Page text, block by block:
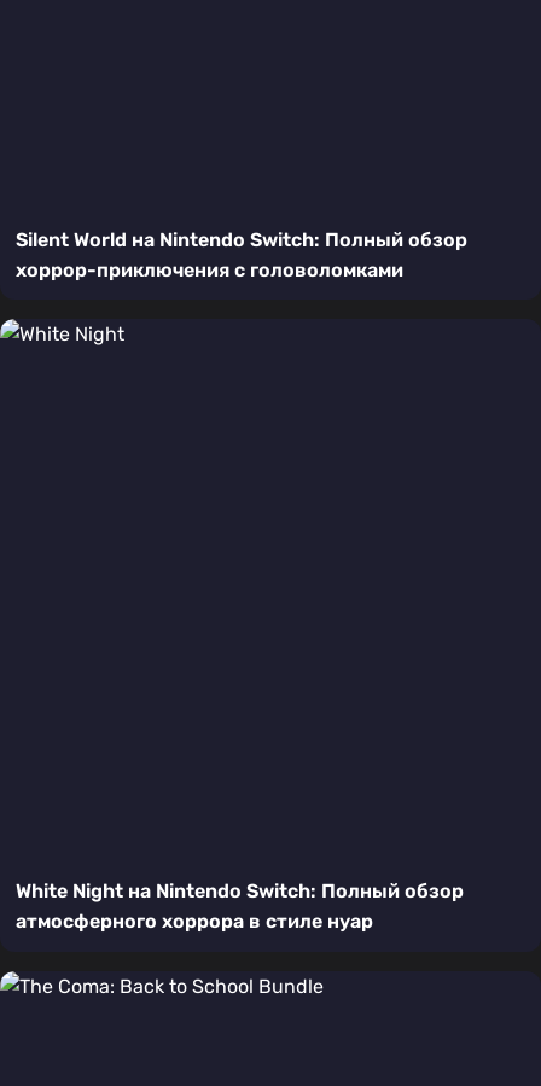
Silent World на Nintendo Switch: Полный обзор
хоррор-приключения с головоломками
White Night на Nintendo Switch: Полный обзор
атмосферного хоррора в стиле нуар